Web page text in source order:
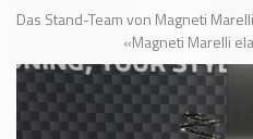
Das Stand-Team von Magneti
«Magneti Marelli